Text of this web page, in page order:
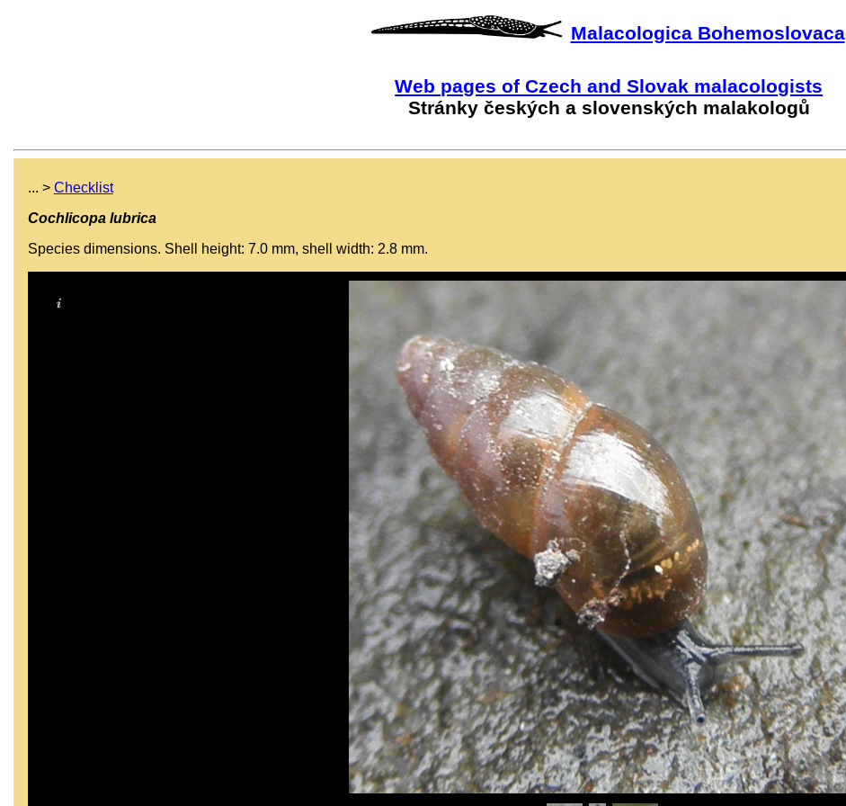
Malacologica Bohemoslovaca
Web pages of Czech and Slovak malacologists
Stránky českých a slovenských malakologů
... > Checklist
Cochlicopa lubrica
Species dimensions. Shell height: 7.0 mm, shell width: 2.8 mm.